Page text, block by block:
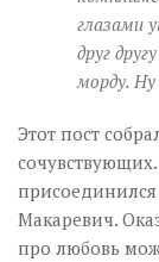
глазами
друг
морду.
Этот пост
Макаревич.
про любовь